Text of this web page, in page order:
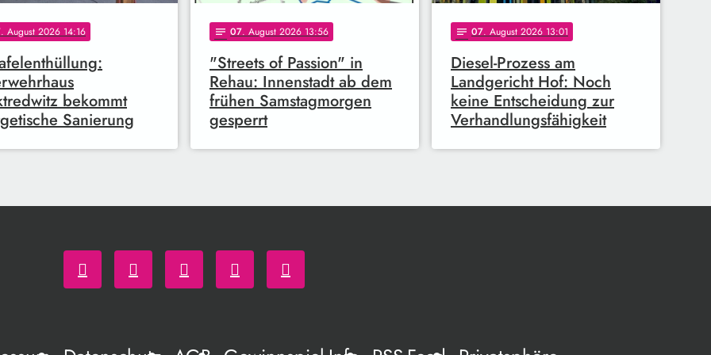
. August 2026 14:16
bekommt
Sanierung
notes 07. August 2026 13:56
"Streets of Passion" in
Rehau: Innenstadt ab dem
frühen Samstagmorgen
gesperrt
notes 07. August 2026 13:01
Diesel-Prozess am
Landgericht Hof: Noch
keine Entscheidung zur
Verhandlungsfähigkeit